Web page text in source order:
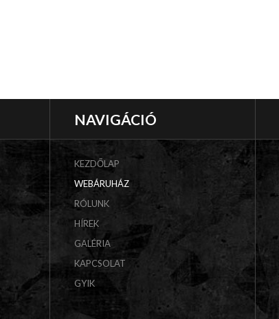
NAVIGÁCIÓ
KEZDŐLAP
WEBÁRUHÁZ
RÓLUNK
HÍREK
GALÉRIA
KAPCSOLAT
GYIK